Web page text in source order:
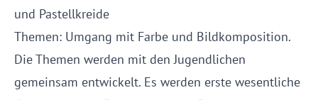
und Pastellkreide
Themen: Umgang mit Farbe und Bildkomposition.
Die Themen werden mit den Jugendlichen
gemeinsam entwickelt. Es werden erste wesentliche